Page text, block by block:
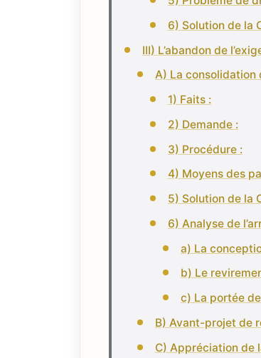
6) Solution de la
III) L’abandon de
A) La consolidation
1) Faits :
2) Demande :
3) Procédure :
4) Moyens des
5) Solution de la
6) Analyse de
a) La
b) Le
c) La portée
B) Avant-projet de
C) Appréciation de